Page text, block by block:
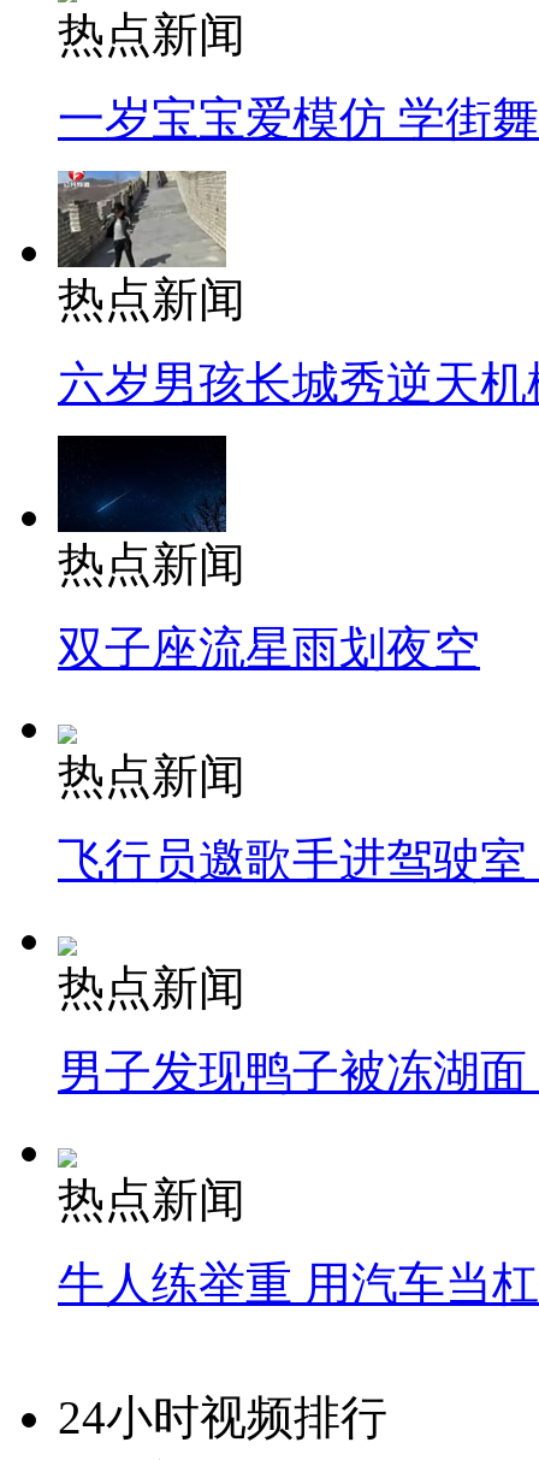
热点新闻
一岁宝宝爱模仿 学街
热点新闻
六岁男孩长城秀逆天机
热点新闻
双子座流星雨划夜空
热点新闻
飞行员邀歌手进驾驶
热点新闻
男子发现鸭子被冻湖
热点新闻
牛人练举重 用汽车当
24小时视频排行